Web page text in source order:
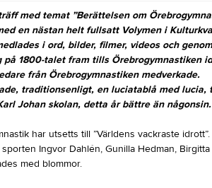
med temat ”Berättelsen om
en nästan helt fullsatt Volymen i
i ord, bilder, filmer, videos och
1800-talet fram tills Örebrogymnastiken
från Örebrogymnastiken medverkade.
traditionsenligt, en luciatablå med lucia,
Johan skolan, detta år bättre än någonsin.
har utsetts till ”Världens vackraste
Ingvor Dahlén, Gunilla Hedman,
med blommor.